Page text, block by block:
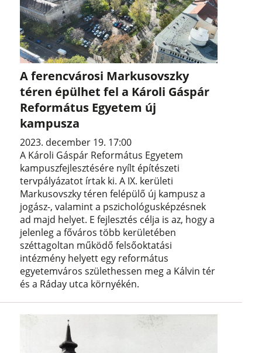
A ferencvárosi Markusovszky
téren épülhet fel a Károli Gáspár
Református Egyetem új
kampusza
2023. december 19. 17:00
A Károli Gáspár Református Egyetem
kampuszfejlesztésére nyílt építészeti
tervpályázatot írtak ki. A IX. kerületi
Markusovszky téren felépülő új kampusz a
jogász-, valamint a pszichológusképzésnek
ad majd helyet. E fejlesztés célja is az, hogy a
jelenleg a főváros több kerületében
széttagoltan működő felsőoktatási
intézmény helyett egy református
egyetemváros születhessen meg a Kálvin tér
és a Ráday utca környékén.